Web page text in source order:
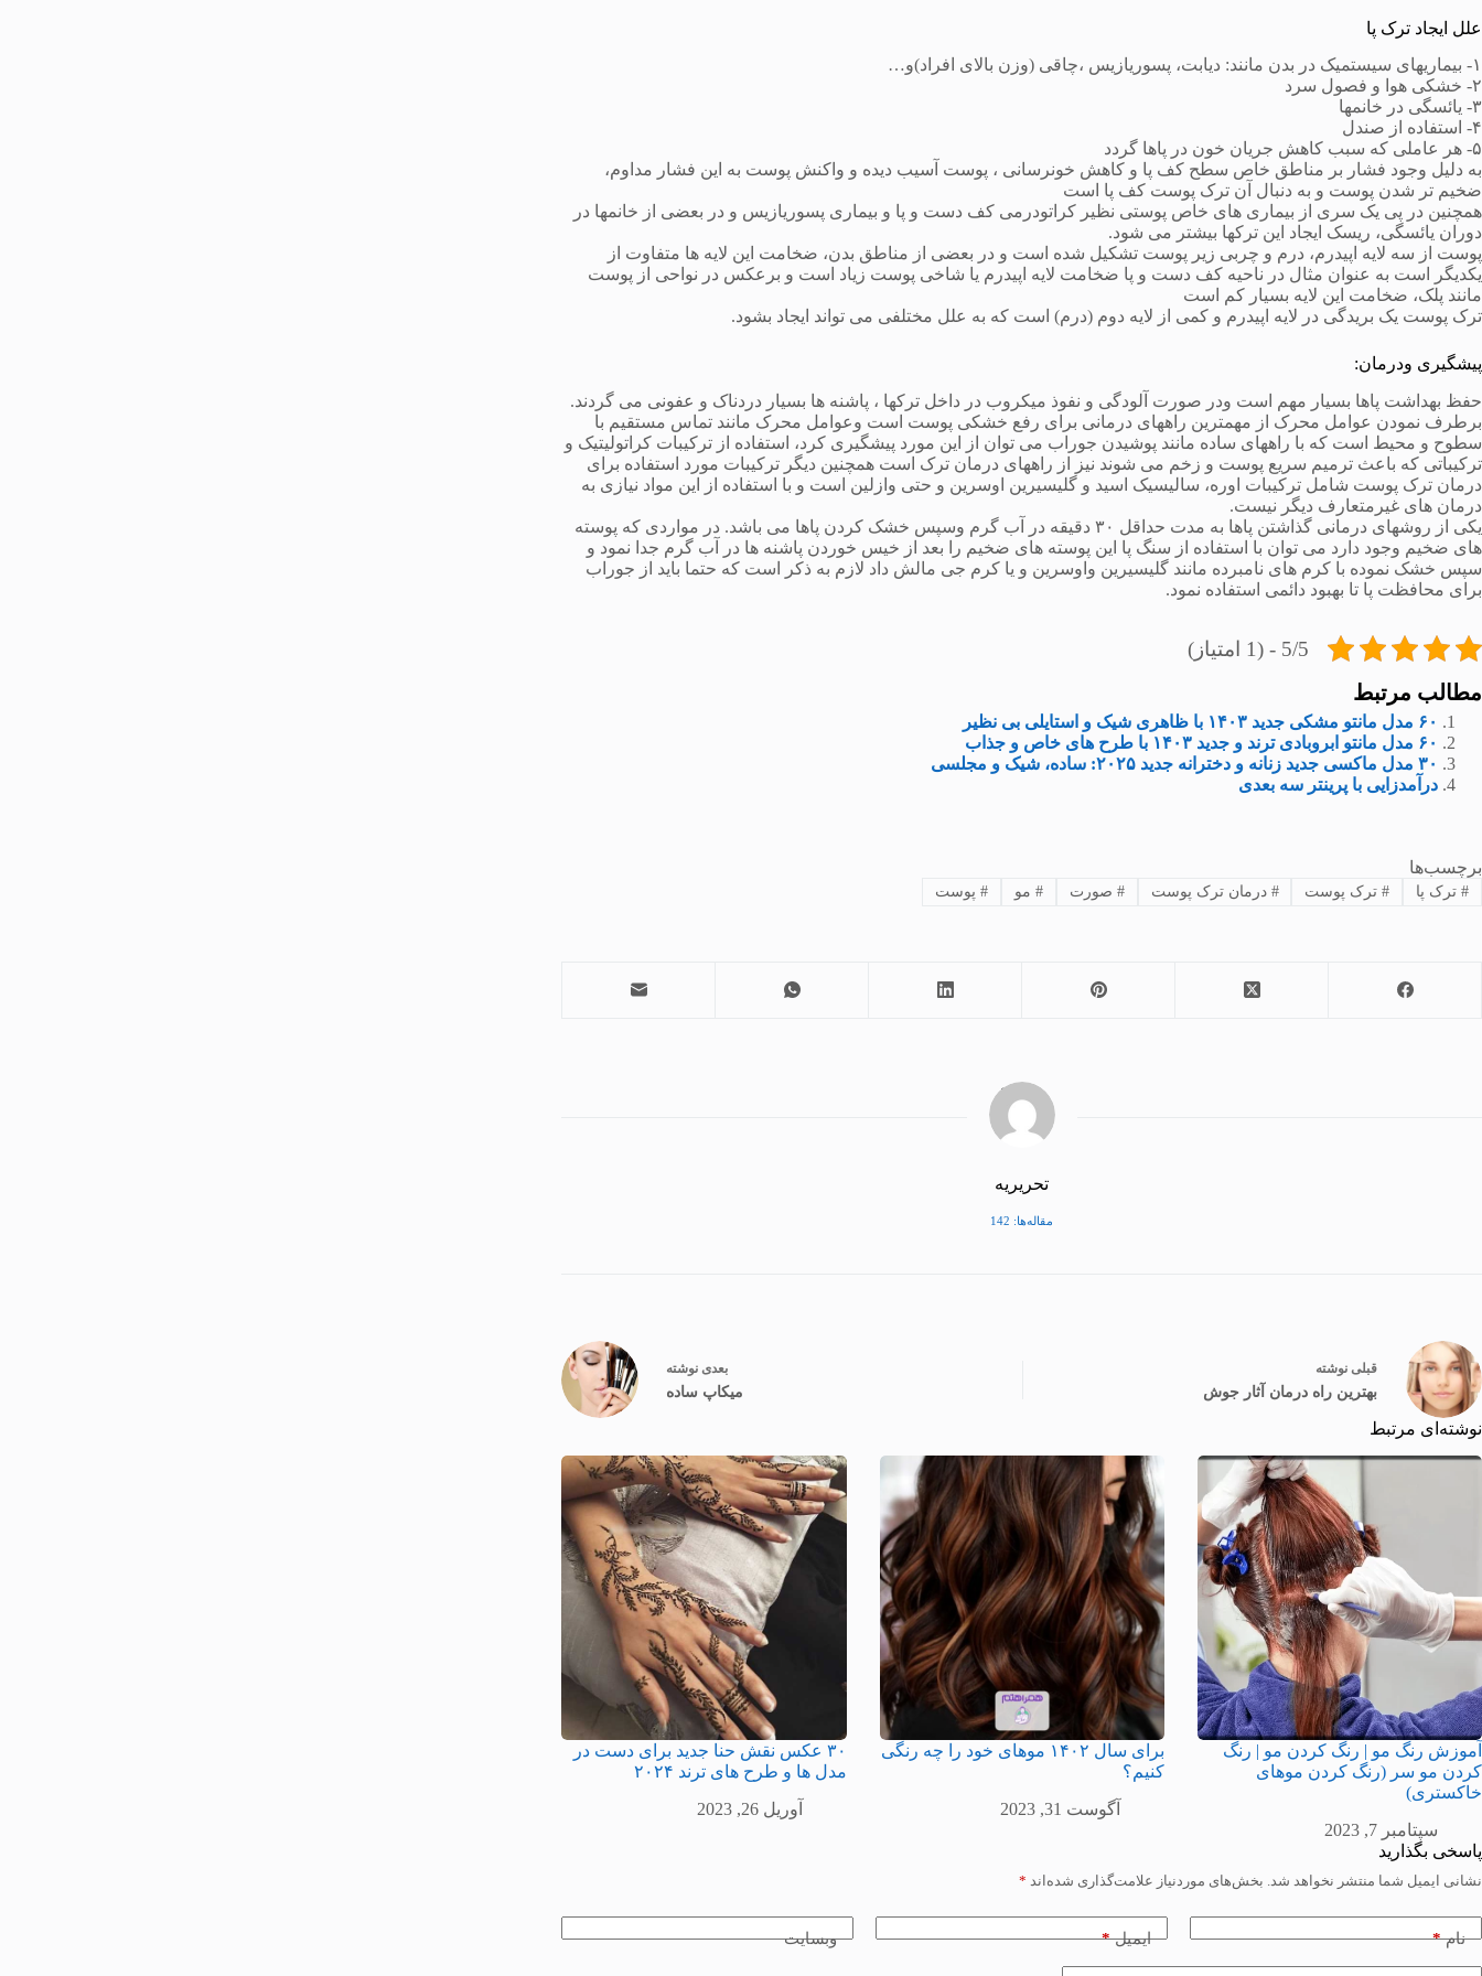
علل ایجاد ترک پا
۱- بیماریهای سیستمیک در بدن مانند: دیابت، پسوریازیس ،چاقی (وزن بالای افراد)و…
۲- خشکی هوا و فصول سرد
۳- یائسگی در خانمها
۴- استفاده از صندل
۵- هر عاملی که سبب کاهش جریان خون در پاها گردد
به دلیل وجود فشار بر مناطق خاص سطح کف پا و کاهش خونرسانی ، پوست آسیب دیده و واکنش پوست به این فشار مداوم،
ضخیم تر شدن پوست و به دنبال آن ترک پوست کف پا است
همچنین در پی یک سری از بیماری های خاص پوستی نظیر کراتودرمی کف دست و پا و بیماری پسوریازیس و در بعضی از خانمها در
دوران یائسگی، ریسک ایجاد این ترکها بیشتر می شود.
پوست از سه لایه اپیدرم، درم و چربی زیر پوست تشکیل شده است و در بعضی از مناطق بدن، ضخامت این لایه ها متفاوت از
یکدیگر است به عنوان مثال در ناحیه کف دست و پا ضخامت لایه اپیدرم یا شاخی پوست زیاد است و برعکس در نواحی از پوست
مانند پلک، ضخامت این لایه بسیار کم است
ترک پوست یک بریدگی در لایه اپیدرم و کمی از لایه دوم (درم) است که به علل مختلفی می تواند ایجاد بشود.
پیشگیری ودرمان:
حفظ بهداشت پاها بسیار مهم است ودر صورت آلودگی و نفوذ میکروب در داخل ترکها ، پاشنه ها بسیار دردناک و عفونی می گردند.
برطرف نمودن عوامل محرک از مهمترین راههای درمانی برای رفع خشکی پوست است وعوامل محرک مانند تماس مستقیم با
سطوح و محیط است که با راههای ساده مانند پوشیدن جوراب می توان از این مورد پیشگیری کرد، استفاده از ترکیبات کراتولیتیک و
ترکیباتی که باعث ترمیم سریع پوست و زخم می شوند نیز از راههای درمان ترک است همچنین دیگر ترکیبات مورد استفاده برای
درمان ترک پوست شامل ترکیبات اوره، سالیسیک اسید و گلیسیرین اوسرین و حتی وازلین است و با استفاده از این مواد نیازی به
درمان های غیرمتعارف دیگر نیست.
یکی از روشهای درمانی گذاشتن پاها به مدت حداقل ۳۰ دقیقه در آب گرم وسپس خشک کردن پاها می باشد. در مواردی که پوسته
های ضخیم وجود دارد می توان با استفاده از سنگ پا این پوسته های ضخیم را بعد از خیس خوردن پاشنه ها در آب گرم جدا نمود و
سپس خشک نموده با کرم های نامبرده مانند گلیسیرین واوسرین و یا کرم جی مالش داد لازم به ذکر است که حتما باید از جوراب
برای محافظت پا تا بهبود دائمی استفاده نمود.
5/5 - (1 امتیاز)
مطالب مرتبط
۶۰ مدل مانتو مشکی جدید ۱۴۰۳ با ظاهری شیک و استایلی بی نظیر
۶۰ مدل مانتو ابروبادی ترند و جدید ۱۴۰۳ با طرح های خاص و جذاب
۳۰ مدل ماکسی جدید زنانه و دخترانه جدید ۲۰۲۵: ساده‌، شیک و مجلسی
درآمدزایی با پرینتر سه ‌بعدی
برچسب‌ها
#ترک پا #ترک پوست # درمان ترک پوست # صورت # مو #پوست
تحریریه
مقاله‌ها: 142
قبلی نوشته
بهترین راه درمان آثار جوش
بعدی نوشته
میکاپ ساده
نوشته‌ای مرتبط
آموزش رنگ مو | رنگ کردن مو | رنگ
کردن مو سر (رنگ کردن موهای
خاکستری)
سپتامبر 7, 2023
برای سال ۱۴۰۲ موهای خود را چه رنگی
کنیم؟
آگوست 31, 2023
۳۰ عکس نقش حنا جدید برای دست در
مدل ها و طرح های ترند ۲۰۲۴
آوریل 26, 2023
پاسخی بگذارید
نشانی ایمیل شما منتشر نخواهد شد. بخش‌های موردنیاز علامت‌گذاری شده‌اند *
نام* ایمیل* وبسایت